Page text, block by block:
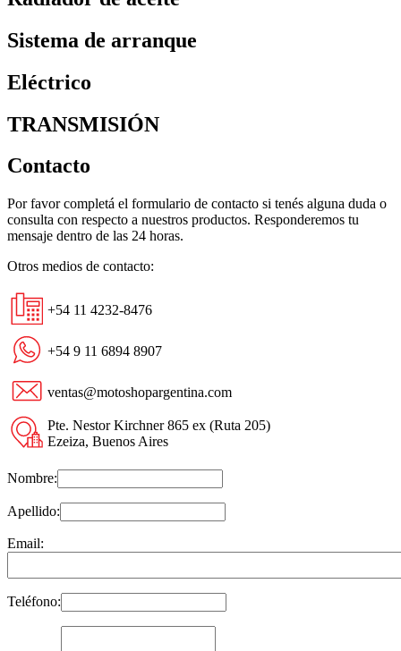
Sistema de arranque
Eléctrico
TRANSMISIÓN
Contacto
Por favor completá el formulario de contacto si tenés alguna duda o
consulta con respecto a nuestros productos. Responderemos tu
mensaje dentro de las 24 horas.
Otros medios de contacto:
+54 11 4232-8476
+54 9 11 6894 8907
ventas@motoshopargentina.com
Pte. Nestor Kirchner 865 ex (Ruta 205)
Ezeiza, Buenos Aires
Nombre:
Apellido:
Email:
Teléfono: